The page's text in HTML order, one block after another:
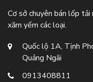
Cơ sở chuyên bán lốp
xăm yếm các loại.
Quốc lộ 1A, Tịnh
Quảng Ngãi
0913408811